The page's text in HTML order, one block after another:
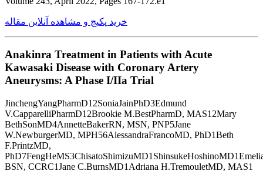
خرید پکیج و مشاهده آنلاین مقاله
Anakinra Treatment in Patients with Acute
Kawasaki Disease with Coronary Artery
Aneurysms: A Phase I/IIa Trial
JinchengYangPharmD12SoniaJainPhD3Edmund
V.CapparelliPharmD12Brookie M.BestPharmD, MAS12Mary
BethSonMD4AnnetteBakerRN, MSN, PNP5Jane
W.NewburgerMD, MPH56AlessandraFrancoMD, PhD1Beth
F.PrintzMD,
BSN, CCRC1Jane C.BurnsMD1Adriana H.TremouletMD, MAS1